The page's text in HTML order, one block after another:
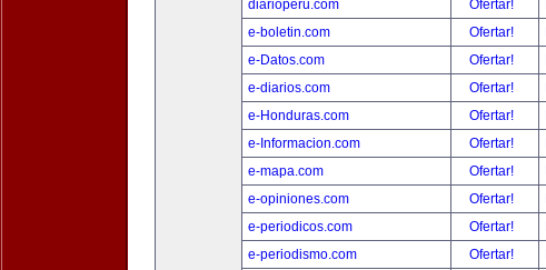
diarioperu.com
Ofertar!
e-boletin.com
Ofertar!
e-Datos.com
Ofertar!
e-diarios.com
Ofertar!
e-Honduras.com
Ofertar!
e-Informacion.com
Ofertar!
e-mapa.com
Ofertar!
e-opiniones.com
Ofertar!
e-periodicos.com
Ofertar!
e-periodismo.com
Ofertar!